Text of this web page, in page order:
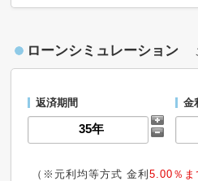
ローンシミュレーション
返済期間 金
（※元利均等方式 金利 5.00％ま